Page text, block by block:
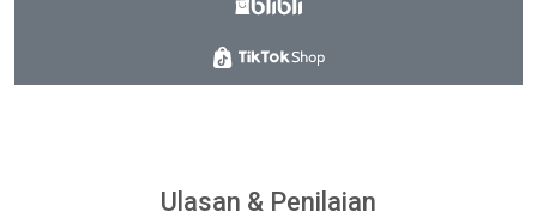
Ulasan & Penilaian